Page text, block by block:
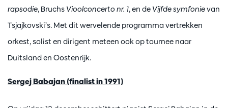
rapsodie, Bruchs Vioolconcerto nr. 1, en de Vijfde symfonievan
Tsjajkovski’s. Met dit wervelende programma vertrekken
orkest, solist en dirigent meteen ook op tournee naar
Duitsland en Oostenrijk.
Sergej Babajan (finalist in 1991)